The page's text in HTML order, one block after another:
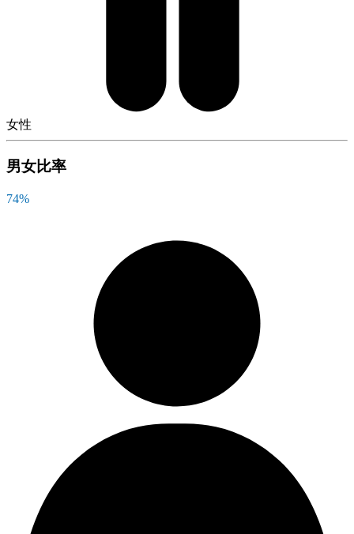
女性
男女比率
74%